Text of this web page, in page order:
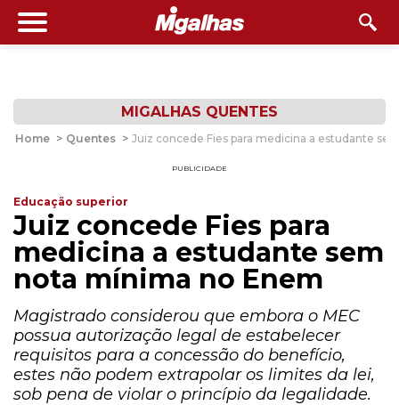
MIGALHAS QUENTES
Home > Quentes > Juiz concede Fies para medicina a estudante
PUBLICIDADE
Educação superior
Juiz concede Fies para
medicina a estudante sem
nota mínima no Enem
Magistrado considerou que embora o MEC
possua autorização legal de estabelecer
requisitos para a concessão do benefício,
estes não podem extrapolar os limites da lei,
sob pena de violar o princípio da legalidade.